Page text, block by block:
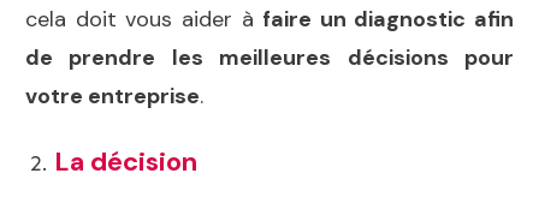
cela doit vous aider à faire un diagnostic afin
de prendre les meilleures décisions pour
votre entreprise.
La décision